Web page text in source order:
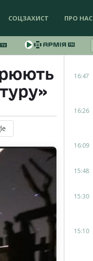
СОЦЗАХИСТ ПРО НАС
16:47
16:26
16:09
15:48
15:30
15:10